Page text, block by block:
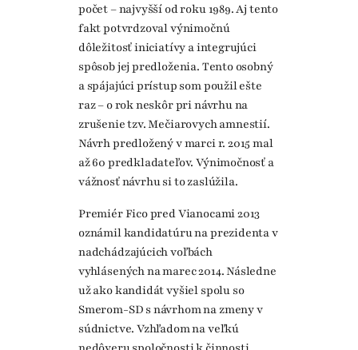
počet – najvyšší od roku 1989. Aj tento
fakt potvrdzoval výnimočnú
dôležitosť iniciatívy a integrujúci
spôsob jej predloženia. Tento osobný
a spájajúci prístup som použil ešte
raz – o rok neskôr pri návrhu na
zrušenie tzv. Mečiarovych amnestií.
Návrh predložený v marci r. 2015 mal
až 60 predkladateľov. Výnimočnosť a
vážnosť návrhu si to zaslúžila.
Premiér Fico pred Vianocami 2013
oznámil kandidatúru na prezidenta v
nadchádzajúcich voľbách
vyhlásených na marec 2014. Následne
už ako kandidát vyšiel spolu so
Smerom-SD s návrhom na zmeny v
súdnictve. Vzhľadom na veľkú